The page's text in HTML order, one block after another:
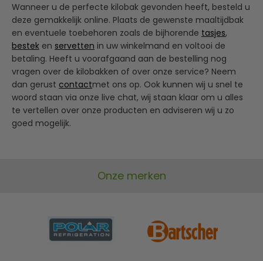
Wanneer u de perfecte kilobak gevonden heeft, besteld u
deze gemakkelijk online. Plaats de gewenste maaltijdbak
en eventuele toebehoren zoals de bijhorende tasjes,
bestek en servetten in uw winkelmand en voltooi de
betaling. Heeft u voorafgaand aan de bestelling nog
vragen over de kilobakken of over onze service? Neem
dan gerust contactmet ons op. Ook kunnen wij u snel te
woord staan via onze live chat, wij staan klaar om u alles
te vertellen over onze producten en adviseren wij u zo
goed mogelijk.
Onze merken